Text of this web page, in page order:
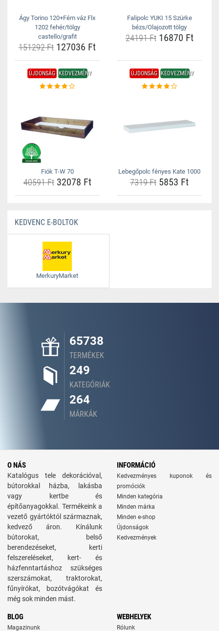
Ágy Torino 120+Fém váz Flx
1202 fehér/tölgy
castello/grafit
151292 Ft 127036 Ft
Falipolc YUKI 15 Szürke
bézs/Olajozott tölgy
24191 Ft16870 Ft
ÚJDONSÁG KEDVEZMÉNY
Fiók T-W 70
40591 Ft32078 Ft
ÚJDONSÁG KEDVEZMÉNY
Lebegőpolc fényes Kate 1000
7319 Ft 5853 Ft
KEDVENC E-BOLTOK
MerkuryMarket
65738
TERMÉKEK
249
KATEGÓRIÁK
264
MÁRKÁK
O NÁS
Katalógus tele dekorációval,
bútorokkal házba, lakásba
vagy kertbe és
építőanyagokkal. Termékeink a
vezető gyártóktól származnak,
kedvező áron. Kínálunk
bútorokat, belső
berendezéseket, kerti
felszereléseket, kert- és
házfenntartáshoz szükséges
szerszámokat, traktorokat,
fűnyírókat, bozótvágókat és
még sok minden mást.
INFORMÁCIÓ
Kedvezményes kuponok és
promóciók
Minden kategória
Minden márka
Minden e-shop
Újdonságok
Kedvezmények
BLOG
Magazinunk
WEBHELYEK
Rólunk